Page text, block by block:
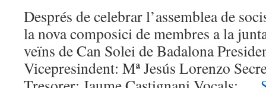
Després de celebrar l’assemblea de
la nova composici de membres a la
veïns de Can Solei de Badalona
Vicepresindent: Mª Jesús Lorenzo